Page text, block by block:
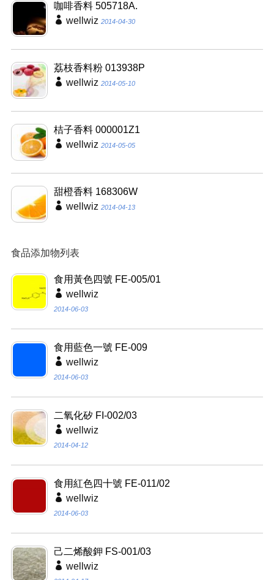
咖啡香料 505718A.
wellwiz 2014-04-30
荔枝香料粉 013938P
wellwiz 2014-05-10
桔子香料 000001Z1
wellwiz 2014-05-05
甜橙香料 168306W
wellwiz 2014-04-13
食品添加物列表
食用黃色四號 FE-005/01
wellwiz
2014-06-03
食用藍色一號 FE-009
wellwiz
2014-06-03
二氧化矽 FI-002/03
wellwiz
2014-04-12
食用紅色四十號 FE-011/02
wellwiz
2014-06-03
己二烯酸鉀 FS-001/03
wellwiz